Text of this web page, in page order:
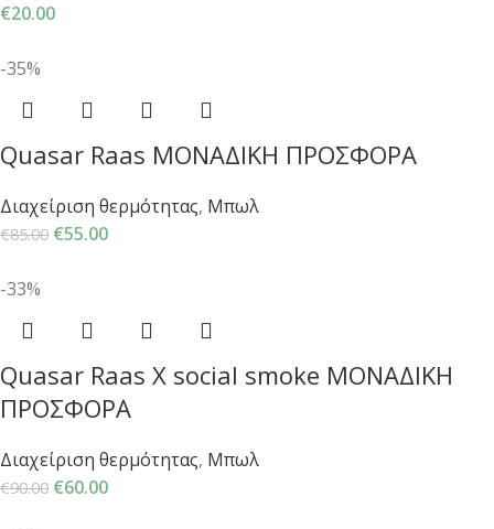
€20.00
-35%
Quasar Raas ΜΟΝΑΔΙΚΗ ΠΡΟΣΦΟΡΑ
Διαχείριση θερμότητας, Μπωλ
€85.00 €55.00
-33%
Quasar Raas X social smoke ΜΟΝΑΔΙΚΗ
ΠΡΟΣΦΟΡΑ
Διαχείριση θερμότητας, Μπωλ
€90.00 €60.00